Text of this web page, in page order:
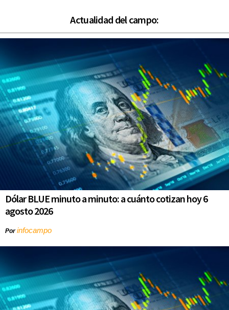
Actualidad del campo:
Dólar BLUE minuto a minuto: a cuánto cotizan hoy 6
agosto 2026
Porinfocampo